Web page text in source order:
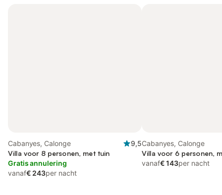
Cabanyes, Calonge
9,5
Villa voor 8 personen, met tuin
Gratis annulering
vanaf€ 243per nacht
Cabanyes, Calonge
Villa voor 6 personen,
vanaf€ 143per nacht